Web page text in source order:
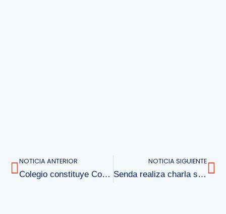
NOTICIA ANTERIOR
Colegio constituye Comité de Seguridad Escolar
NOTICIA SIGUIENTE
Senda realiza charla sobre prevención a estudiantes de 5º básico